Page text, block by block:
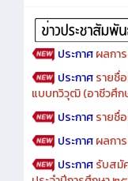
ประกาศผลกา
ประกาศ รายชื่
แบบทวิวุฒิ (อาชีวศึก
ประกาศรายชื่
ประกาศผลกา